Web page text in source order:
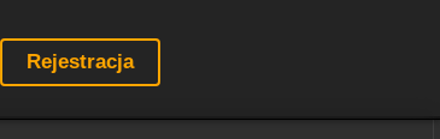
Rejestracja